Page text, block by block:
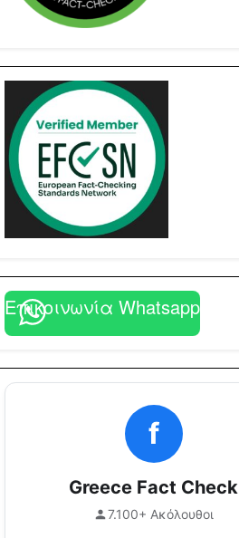
Επικοινωνία Whatsapp
f
Greece Fact Check
7.100+ Ακόλουθοι